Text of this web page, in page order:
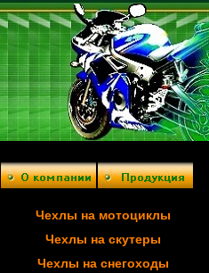
Чехлы на мотоциклы
Чехлы на скутеры
Чехлы на снегоходы